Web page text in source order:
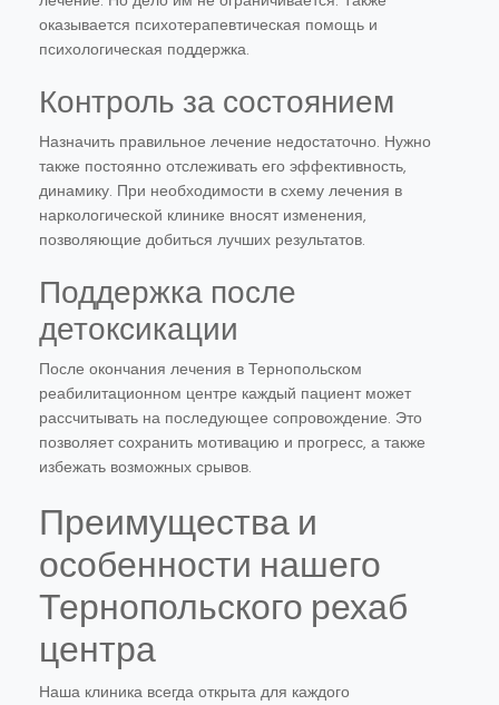
оказывается психотерапевтическая помощь и
психологическая поддержка.
Контроль за состоянием
Назначить правильное лечение недостаточно. Нужно
также постоянно отслеживать его эффективность,
динамику. При необходимости в схему лечения в
наркологической клинике вносят изменения,
позволяющие добиться лучших результатов.
Поддержка после
детоксикации
После окончания лечения в Тернопольском
реабилитационном центре каждый пациент может
рассчитывать на последующее сопровождение. Это
позволяет сохранить мотивацию и прогресс, а также
избежать возможных срывов.
Преимущества и
особенности нашего
Тернопольского рехаб
центра
Наша клиника всегда открыта для каждого